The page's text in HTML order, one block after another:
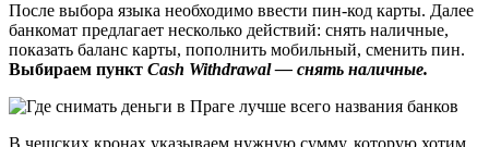
После выбора языка необходимо ввести пин-код карты. Далее
банкомат предлагает несколько действий: снять наличные,
показать баланс карты, пополнить мобильный, сменить пин.
Выбираем пункт Cash Withdrawal — снять наличные.